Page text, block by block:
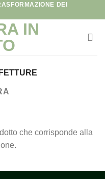
DEI
che corrisponde alla